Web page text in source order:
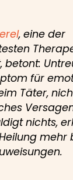
, eine der
betont:
für
Täter,
nichts,
mehr